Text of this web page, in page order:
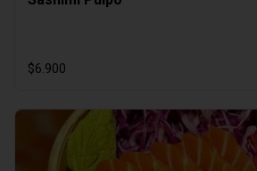
$6.900